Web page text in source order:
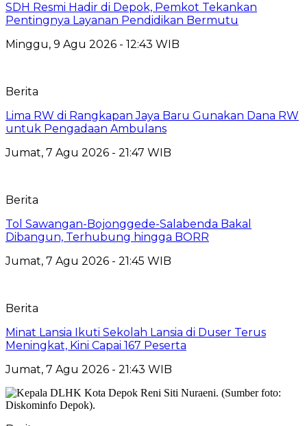
SDH Resmi Hadir di Depok, Pemkot Tekankan
Pentingnya Layanan Pendidikan Bermutu
Minggu, 9 Agu 2026 - 12:43 WIB
Berita
Lima RW di Rangkapan Jaya Baru Gunakan Dana RW
untuk Pengadaan Ambulans
Jumat, 7 Agu 2026 - 21:47 WIB
Berita
Tol Sawangan-Bojonggede-Salabenda Bakal
Dibangun, Terhubung hingga BORR
Jumat, 7 Agu 2026 - 21:45 WIB
Berita
Minat Lansia Ikuti Sekolah Lansia di Duser Terus
Meningkat, Kini Capai 167 Peserta
Jumat, 7 Agu 2026 - 21:43 WIB